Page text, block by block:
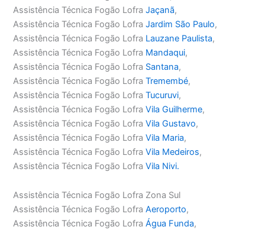
Assistência Técnica Fogão LofraJaçanã,
Assistência Técnica Fogão LofraJardim São Paulo,
Assistência Técnica Fogão Lofra Lauzane Paulista,
Assistência Técnica Fogão Lofra Mandaqui,
Assistência Técnica Fogão Lofra Santana,
Assistência Técnica Fogão LofraTremembé,
Assistência Técnica Fogão LofraTucuruvi,
Assistência Técnica Fogão LofraVila Guilherme,
Assistência Técnica Fogão LofraVila Gustavo,
Assistência Técnica Fogão LofraVila Maria,
Assistência Técnica Fogão LofraVila Medeiros,
Assistência Técnica Fogão LofraVila Nivi.
Assistência Técnica Fogão Lofra Zona Sul
Assistência Técnica Fogão LofraAeroporto,
Assistência Técnica Fogão LofraÁgua Funda,